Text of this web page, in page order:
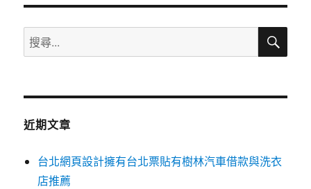
搜
尋
鍵
搜
近期文章
台北網頁設計擁有台北票貼有樹林汽車借款與洗衣
店推薦